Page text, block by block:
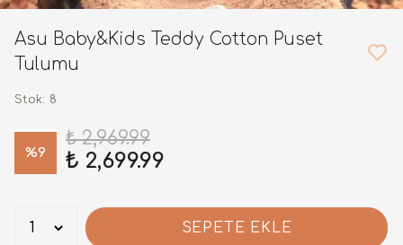
Asu Baby&Kids Teddy Cotton Puset
Tulumu
Stok: 8
%9
₺ 2,969.99
₺ 2,699.99
SEPETE EKLE